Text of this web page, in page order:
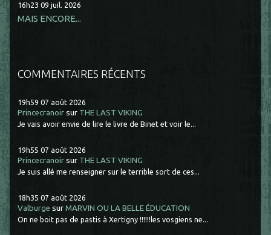
16h23 09 juil. 2026
MAIS ENCORE...
COMMENTAIRES RÉCENTS
19h59 07 août 2026
Princecranoir sur THE LAST VIKING
Je vais avoir envie de lire le livre de Binet et voir le...
19h55 07 août 2026
Princecranoir sur THE LAST VIKING
Je suis allé me renseigner sur le terrible sort de ces...
18h35 07 août 2026
Valburge surMARVIN OU LA BELLE ÉDUCATION
On ne boit pas de pastis à Xertigny !!!!!!les vosgiens ne...